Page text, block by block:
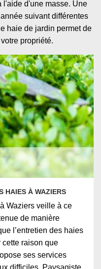
l'aide d'une masse. Une
suivant différentes
haie de jardin permet de
propriété.
HAIES À WAZIERS
Waziers veille à ce
de manière
l’entretien des haies
cette raison que
ses services
difficiles. Paysagiste